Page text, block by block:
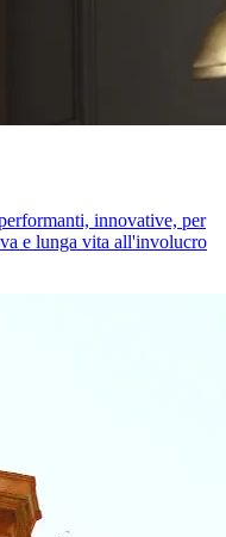
innovative, per
e lunga vita all'involucro